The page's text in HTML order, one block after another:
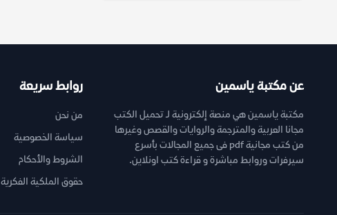
عن مكتبة ياسمين
مكتبة ياسمين هي منصة إلكترونية لـ تحميل الكتب
مجانا العربية والمترجمة والروايات والقصص وغيرها
من كتب مجانية pdf فى جميع المجالات بأسرع
سيرفرات وروابط مباشرة و قراءة كتب اونلاين.
روابط سريعة
من نحن
سياسة الخصوصية
الشروط والأحكام
حقوق الملكية الفكرية